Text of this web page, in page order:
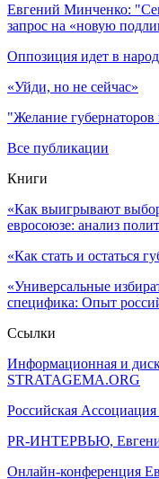
Евгений Минченко:
запрос на «новую
Оппозиция идет в народ
«Уйди, но не сейчас»
"Желание губернаторов
Все публикации
Книги
«Как выигрывают
евросоюзе: анализ
«Как стать и остаться
«Универсальные
специфика: Опыт
Ссылки
Информационная и
STRATAGEMA.ORG
Российская
PR-ИНТЕРВЬЮ,
Онлайн-конференция